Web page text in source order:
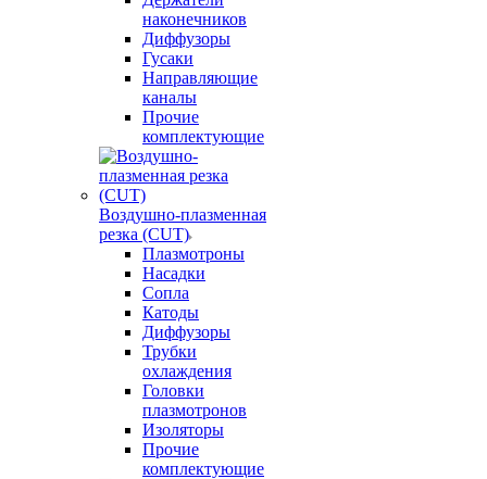
наконечников
Диффузоры
Гусаки
Направляющие
каналы
Прочие
комплектующие
Воздушно-плазменная
резка (CUT)
Плазмотроны
Насадки
Сопла
Катоды
Диффузоры
Трубки
охлаждения
Головки
плазмотронов
Изоляторы
Прочие
комплектующие